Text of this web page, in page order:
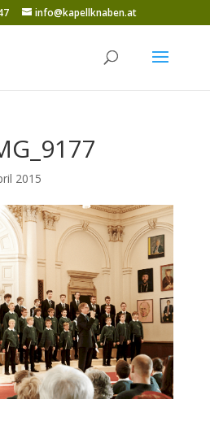
info@kapellknaben.at
2015